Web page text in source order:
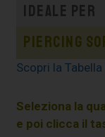
Ideale per
Piercing
Scopri la
Seleziona la
e poi clicca il